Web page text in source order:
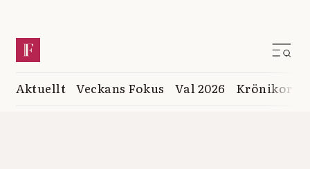
Aktuellt Veckans Fokus Val 2026 Krönikor